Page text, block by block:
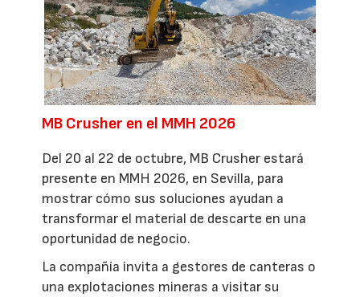
MB Crusher en el MMH 2026
Del 20 al 22 de octubre, MB Crusher estará
presente en MMH 2026, en Sevilla, para
mostrar cómo sus soluciones ayudan a
transformar el material de descarte en una
oportunidad de negocio.
La compañía invita a gestores de canteras o
una explotaciones mineras a visitar su